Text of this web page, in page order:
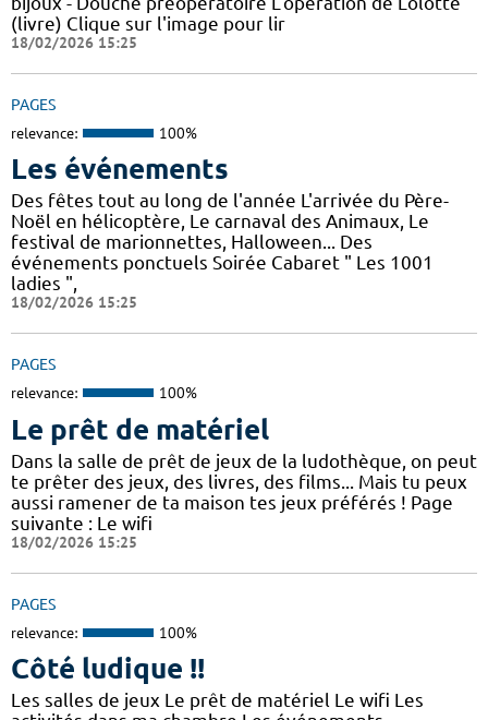
(livre) Clique sur l'image pour lir
18/02/2026 15:25
PAGES
relevance: 100%
Les événements
Des fêtes tout au long de l'année L'arrivée du Père-
Noël en hélicoptère, Le carnaval des Animaux, Le
festival de marionnettes, Halloween... Des
événements ponctuels Soirée Cabaret " Les 1001
ladies ",
18/02/2026 15:25
PAGES
relevance: 100%
Le prêt de matériel
Dans la salle de prêt de jeux de la ludothèque, on peut
te prêter des jeux, des livres, des films... Mais tu peux
aussi ramener de ta maison tes jeux préférés ! Page
suivante : Le wifi
18/02/2026 15:25
PAGES
relevance: 100%
Côté ludique !!
Les salles de jeux Le prêt de matériel Le wifi Les